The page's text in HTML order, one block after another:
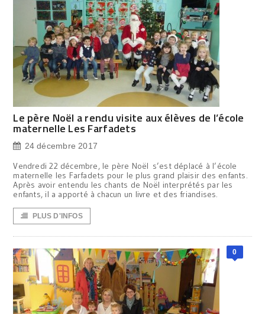
Le père Noël a rendu visite aux élèves de l’école
maternelle Les Farfadets
24 décembre 2017
Vendredi 22 décembre, le père Noël s’est déplacé à l’école
maternelle les Farfadets pour le plus grand plaisir des enfants.
Après avoir entendu les chants de Noël interprétés par les
enfants, il a apporté à chacun un livre et des friandises.
PLUS D'INFOS
0